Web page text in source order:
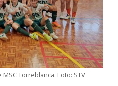
Torreblanca. Foto: STV